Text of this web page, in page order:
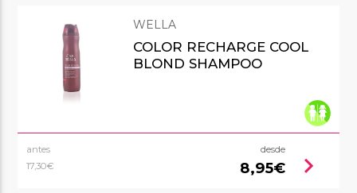
WELLA
COLOR RECHARGE COOL
BLOND SHAMPOO
antes
17,30€
desde
8,95€ chevron_right